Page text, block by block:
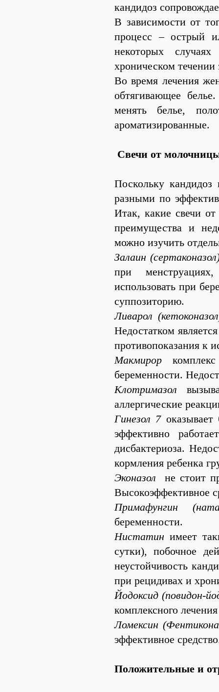
кандидоз
В зависимости от
процесс – острый
некоторых
хроническом течении
Во время лечения
обтягивающее
менять белье,
ароматизированные.
Свечи от
Поскольку
разными по
Итак, какие свечи
преимущества и
можно изучить
Залаин
при
использовать при
суппозиторию.
Ливарол
Недостатком
противопоказания к
Макмирор
беременности.
Клотримазол
аллергические
Гинезол 7оказывает
эффективно
дисбактериоза.
кормления ребенка
Эконазол не стоит
Высокоэффективное
Примафунгин
беременности.
Нистатин имеет
сутки), побочное
неустойчивость
при рецидивах и
Йодоксид (повидон-
комплексного
Ломексин
эффективное
Положительные и